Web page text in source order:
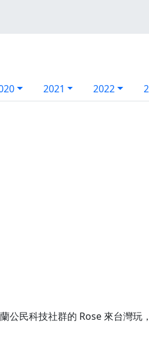
2021 2022
民科技社群的 Rose 來台灣玩